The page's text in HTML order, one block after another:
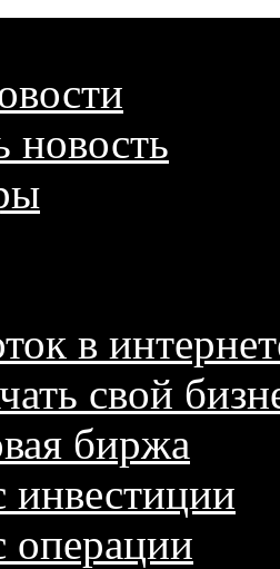
новость
в
свой
биржа
инвестиции
операции